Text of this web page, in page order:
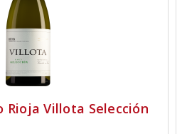
Rioja Villota Selección